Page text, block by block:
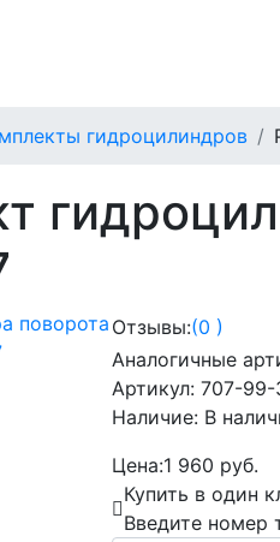
гидроцилиндров
Отзывы:(0 )
Аналогичные
Артикул: 707-99-
Наличие: В
Цена:1 960 руб.
Купить в один
Введите номер